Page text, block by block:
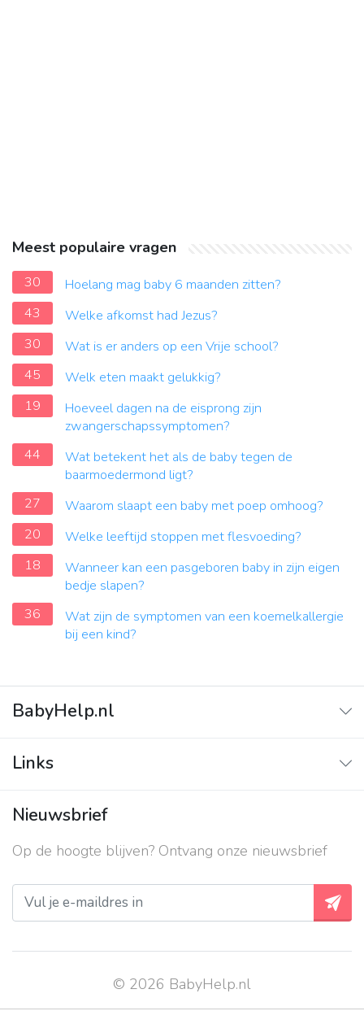
Meest populaire vragen
30
Hoelang mag baby 6 maanden zitten?
43
Welke afkomst had Jezus?
30
Wat is er anders op een Vrije school?
45
Welk eten maakt gelukkig?
19
Hoeveel dagen na de eisprong zijn
zwangerschapssymptomen?
44
Wat betekent het als de baby tegen de
baarmoedermond ligt?
27
Waarom slaapt een baby met poep omhoog?
20
Welke leeftijd stoppen met flesvoeding?
18
Wanneer kan een pasgeboren baby in zijn eigen
bedje slapen?
36
Wat zijn de symptomen van een koemelkallergie
bij een kind?
BabyHelp.nl
Vraag & Antwoord
Links
Contact
Over ons
Privacy beleid
Nieuwsbrief
Op de hoogte blijven? Ontvang onze nieuwsbrief
© 2026 BabyHelp.nl